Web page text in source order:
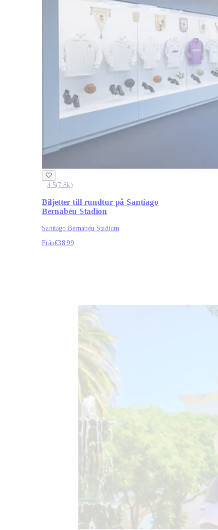
4.5(7.8k)
Biljetter till rundtur på Santiago
Bernabéu Stadion
Santiago Bernabéu Stadium
Från€38.99